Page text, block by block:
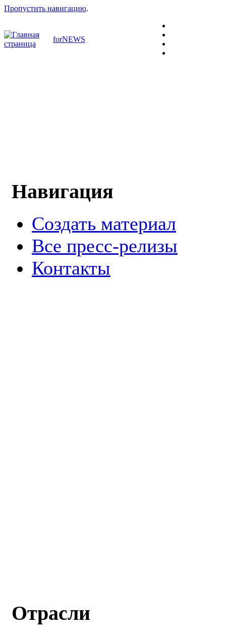
Пропустить навигацию.
forNEWS
Навигация
Создать материал
Все пресс-релизы
Контакты
Отрасли